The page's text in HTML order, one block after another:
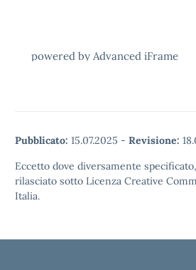
powered by Advanced iFrame
Pubblicato: 15.07.2025 - Revisione:
Eccetto dove diversamente
rilasciato sotto Licenza Creative
Italia.